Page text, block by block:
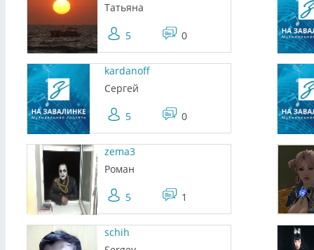
Татьяна
5 0
kardanoff
Сергей
5 0
zema3
Роман
5 1
schih